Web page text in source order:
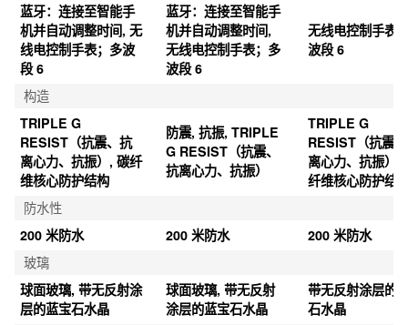
蓝牙：连接至智能手
机并自动调整时间, 无
线电控制手表；多波
段 6
蓝牙：连接至智能手
机并自动调整时间,
无线电控制手表；多
波段 6
无线电控制手表
波段 6
构造
TRIPLE G
RESIST（抗震、抗
离心力、抗振）, 碳纤
维核心防护结构
防震, 抗振, TRIPLE
G RESIST（抗震、
抗离心力、抗振）
TRIPLE G
RESIST（抗震
离心力、抗振）,
纤维核心防护结
防水性
200 米防水
200 米防水
200 米防水
玻璃
球面玻璃, 带无反射涂
层的蓝宝石水晶
球面玻璃, 带无反射
涂层的蓝宝石水晶
带无反射涂层的
石水晶